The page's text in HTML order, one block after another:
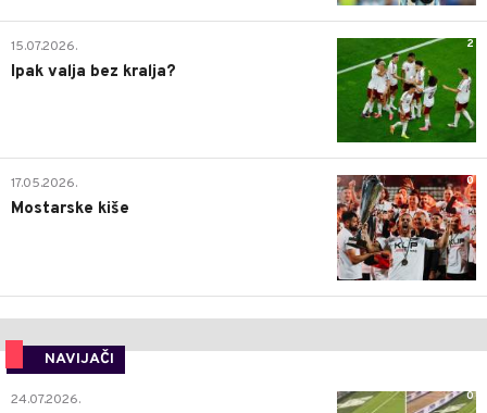
2
15.07.2026.
Ipak valja bez kralja?
0
17.05.2026.
Mostarske kiše
NAVIJAČI
0
24.07.2026.